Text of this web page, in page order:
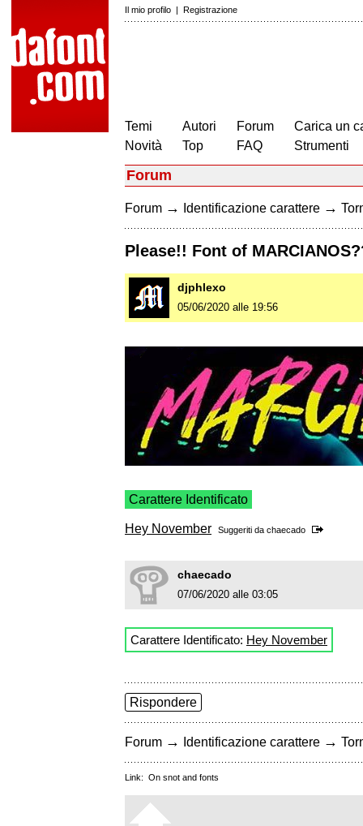
Il mio profilo | Registrazione
Temi
Novità
Autori
Top
Forum
FAQ
Carica un
Strumenti
Forum
Forum → Identificazione carattere →
Please!! Font of
djphlexo
05/06/2020 alle 19:56
Carattere Identificato
Hey November Suggeriti da chaecado
chaecado
07/06/2020 alle 03:05
Carattere Identificato: Hey November
Rispondere
Forum → Identificazione carattere →
Link: On snot and fonts